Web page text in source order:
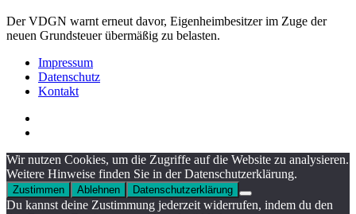
Der VDGN warnt erneut davor, Eigenheimbesitzer im Zuge der
neuen Grundsteuer übermäßig zu belasten.
Impressum
Datenschutz
Kontakt
Wir nutzen Cookies, um die Zugriffe auf die Website zu analysieren.
Weitere Hinweise finden Sie in der Datenschutzerklärung.
Zustimmen Ablehnen Datenschutzerklärung
Du kannst deine Zustimmung jederzeit widerrufen, indem du den